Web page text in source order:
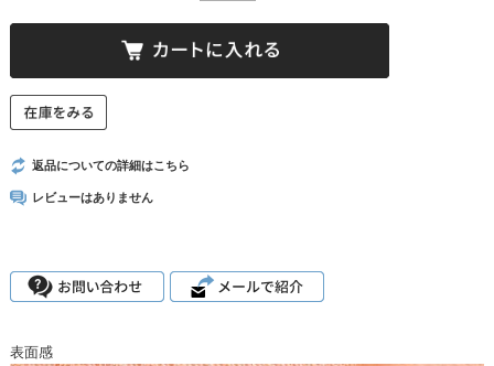
返品についての詳細はこちら
レビューはありません
表面感